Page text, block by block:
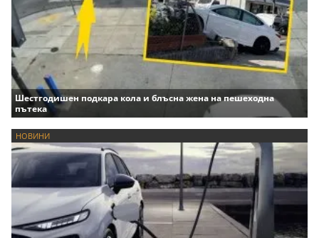
Шестгодишен подкара кола и блъсна жена на пешеходна
пътека
НОВИНИ